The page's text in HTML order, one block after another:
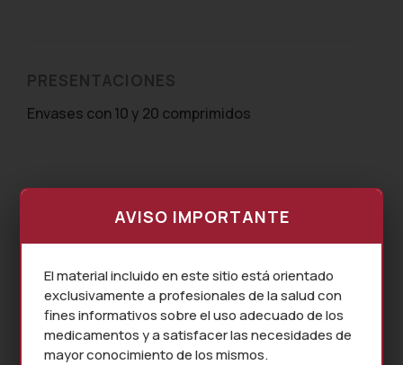
PRESENTACIONES
Envases con 10 y 20 comprimidos
AVISO IMPORTANTE
El material incluido en este sitio está orientado
exclusivamente a profesionales de la salud con
fines informativos sobre el uso adecuado de los
medicamentos y a satisfacer las necesidades de
mayor conocimiento de los mismos.